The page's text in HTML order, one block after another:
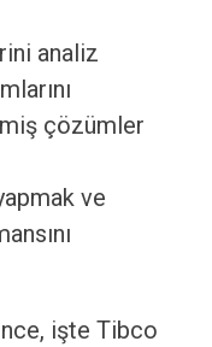
analiz
çözümler
ve
işte Tibco